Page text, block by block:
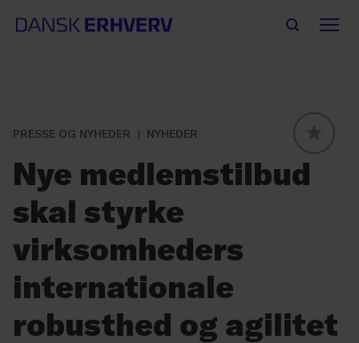
PRESSE OG NYHEDER
NYHEDER
Nye medlemstilbud
skal styrke
virksomheders
internationale
robusthed og agilitet